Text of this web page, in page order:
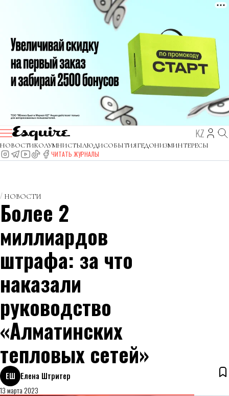
KZ
НОВОСТИКОЛУМНИСТЫЛЮДИСОБЫТИЯГЕДОНИЗМИНТЕРЕСЫ
ЧИТАТЬ ЖУРНАЛЫ
НОВОСТИ
Более 2
миллиардов
штрафа: за что
наказали
руководство
«Алматинских
тепловых сетей»
ЕШ Елена Штритер
13 марта 2023